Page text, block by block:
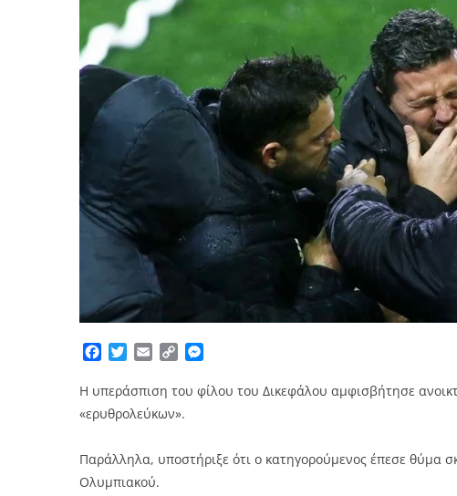
Facebook
TwitterEmailCopy
Η υπεράσπιση του φίλου του Δικεφάλου αμφισβήτησε
«ερυθρολεύκων».
Παράλληλα, υποστήριξε ότι ο κατηγορούμενος έπεσε θύμα
Ολυμπιακού.